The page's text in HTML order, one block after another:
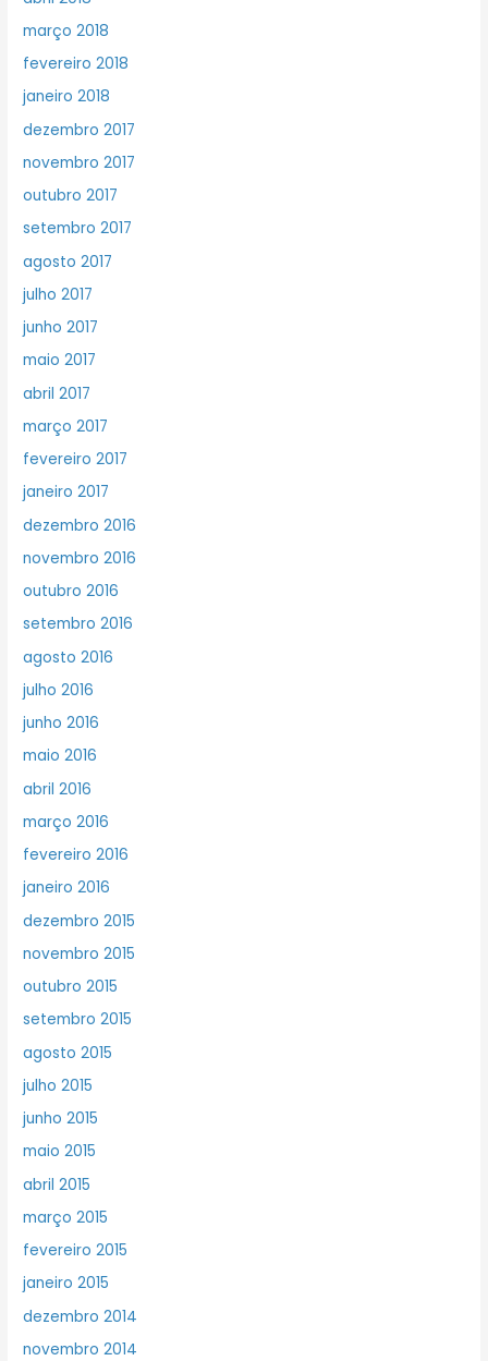
março 2018
fevereiro 2018
janeiro 2018
dezembro 2017
novembro 2017
outubro 2017
setembro 2017
agosto 2017
julho 2017
junho 2017
maio 2017
abril 2017
março 2017
fevereiro 2017
janeiro 2017
dezembro 2016
novembro 2016
outubro 2016
setembro 2016
agosto 2016
julho 2016
junho 2016
maio 2016
abril 2016
março 2016
fevereiro 2016
janeiro 2016
dezembro 2015
novembro 2015
outubro 2015
setembro 2015
agosto 2015
julho 2015
junho 2015
maio 2015
abril 2015
março 2015
fevereiro 2015
janeiro 2015
dezembro 2014
novembro 2014